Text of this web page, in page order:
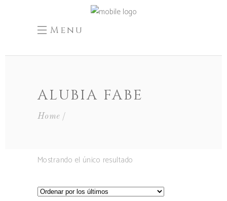
Menu
ALUBIA FABE
Home
Mostrando el único resultado
SELECCIONAR OPCIONES